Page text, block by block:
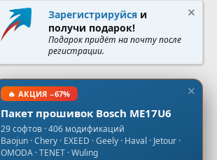
Зарегистрируйся и
получи подарок!
Подарок придёт на почту после
регистрации.
🔥 АКЦИЯ −67%
Пакет прошивок Bosch ME17U6
29 софтов · 406 модификаций
Baojun · Chery · EXEED · Geely · Haval · Jetour ·
OMODA · TENET · Wuling